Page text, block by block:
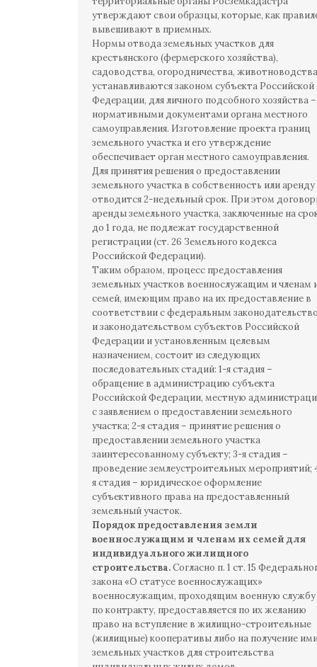
утверждают свои образцы, которые, как
вывешивают в приемных.
Нормы отвода земельных участков для
крестьянского (фермерского хозяйства),
садоводства, огородничества, животноводства
устанавливаются законом субъекта Российской
Федерации, для личного подсобного хозяйства –
нормативными документами органа местного
самоуправления. Изготовление проекта границ
земельного участка и его утверждение
обеспечивает орган местного самоуправления.
Для принятия решения о предоставлении
земельного участка в собственность или аренду
отводится 2-недельный срок. При этом
аренды земельного участка, заключенные на
до 1 года, не подлежат государственной
регистрации (ст. 26 Земельного кодекса
Российской Федерации).
Таким образом, процесс предоставления
земельных участков военнослужащим и членам
семей, имеющим право на их предоставление в
соответствии с федеральным
и законодательством субъектов Российской
Федерации и установленным целевым
назначением, состоит из следующих
последовательных стадий: 1-я стадия –
обращение в администрацию субъекта
Российской Федерации, местную
с заявлением о предоставлении земельного
участка; 2-я стадия – принятие решения о
предоставлении земельного участка
заинтересованному субъекту; 3-я стадия –
проведение землеустроительных мероприятий;
я стадия – юридическое оформление
субъективного права на предоставленный
земельный участок.
Порядок предоставления земли
военнослужащим и членам их семей для
индивидуального жилищного
строительства.Согласно п. 1 ст. 15
закона «О статусе военнослужащих»
военнослужащим, проходящим военную службу
по контракту, предоставляется по их желанию
право на вступление в жилищно-строительные
(жилищные) кооперативы либо на получение
земельных участков для строительства